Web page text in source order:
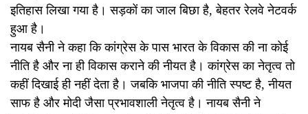
इतिहास लिखा गया है। सड़कों का जाल बिछा है, बेहतर रेलवे नेटवर्क
हुआ है।
नायब सैनी ने कहा कि कांग्रेस के पास भारत के विकास की ना कोई
नीति है और ना ही विकास कराने की नीयत है। कांग्रेस का नेतृत्व तो
कहीं दिखाई ही नहीं देता है। जबकि भाजपा की नीति स्पष्ट है, नीयत
साफ है और मोदी जैसा प्रभावशाली नेतृत्व है। नायब सैनी ने